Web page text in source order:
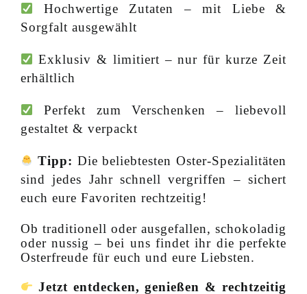
Hochwertige Zutaten – mit Liebe &
Sorgfalt ausgewählt
Exklusiv & limitiert – nur für kurze Zeit
erhältlich
Perfekt zum Verschenken – liebevoll
gestaltet & verpackt
Tipp: Die beliebtesten Oster-Spezialitäten
sind jedes Jahr schnell vergriffen – sichert
euch eure Favoriten rechtzeitig!
Ob traditionell oder ausgefallen, schokoladig
oder nussig – bei uns findet ihr die perfekte
Osterfreude für euch und eure Liebsten.
Jetzt entdecken, genießen & rechtzeitig